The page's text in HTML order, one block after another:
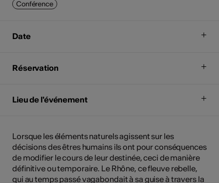
Conférence
Date
Réservation
Lieu de l'événement
Lorsque les éléments naturels agissent sur les
décisions des êtres humains ils ont pour conséquences
de modifier le cours de leur destinée, ceci de manière
définitive ou temporaire. Le Rhône, ce fleuve rebelle,
qui au temps passé vagabondait à sa guise à travers la